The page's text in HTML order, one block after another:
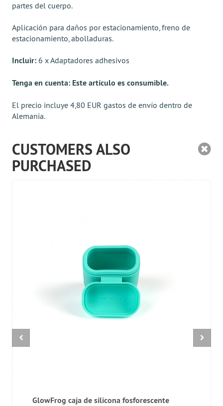
partes del cuerpo.
Aplicación para daños por estacionamiento, freno de
estacionamiento, abolladuras.
Incluir: 6 x Adaptadores adhesivos
Tenga en cuenta: Este artículo es consumible.
El precio incluye 4,80 EUR gastos de envío dentro de
Alemania.
CUSTOMERS ALSO
PURCHASED
GlowFrog caja de silicona fosforescente